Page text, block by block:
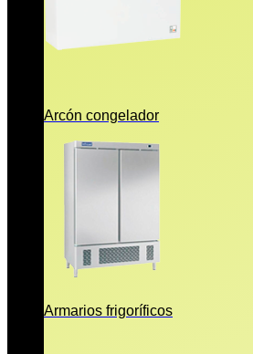
Arcón congelador
Armarios frigoríficos